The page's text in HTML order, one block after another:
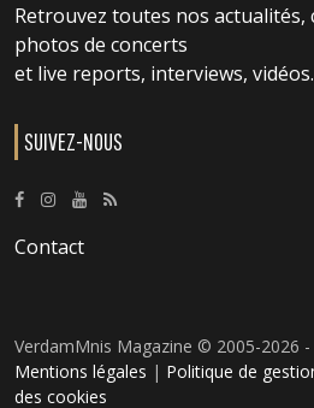
Retrouvez toutes nos actualités,
photos de concerts
et live reports, interviews,
SUIVEZ-NOUS
Contact
VerdamMnis Magazine © 2005-2026
Mentions légales | Politique de
des cookies